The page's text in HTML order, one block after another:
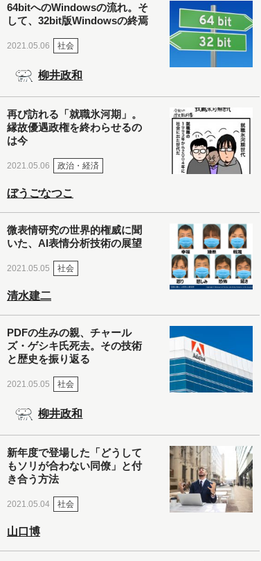
64bitへのWindowsの流れ。そ
して、32bit版Windowsの終焉
2021.05.06 社会
柳井政和
再び訪れる「就職氷河期」。
縁故優遇政権を終わらせるの
は今
2021.05.06 政治・経済
ぼうごなつこ
微表情研究の世界的権威に聞
いた、AI表情分析技術の展望
2021.05.05 社会
清水建二
PDFの生みの親、チャール
ズ・ゲシキ氏死去。その技術
と歴史を振り返る
2021.05.05 社会
柳井政和
新年度で登場した「どうして
もソリが合わない同僚」と付
き合う方法
2021.05.04 社会
山口博